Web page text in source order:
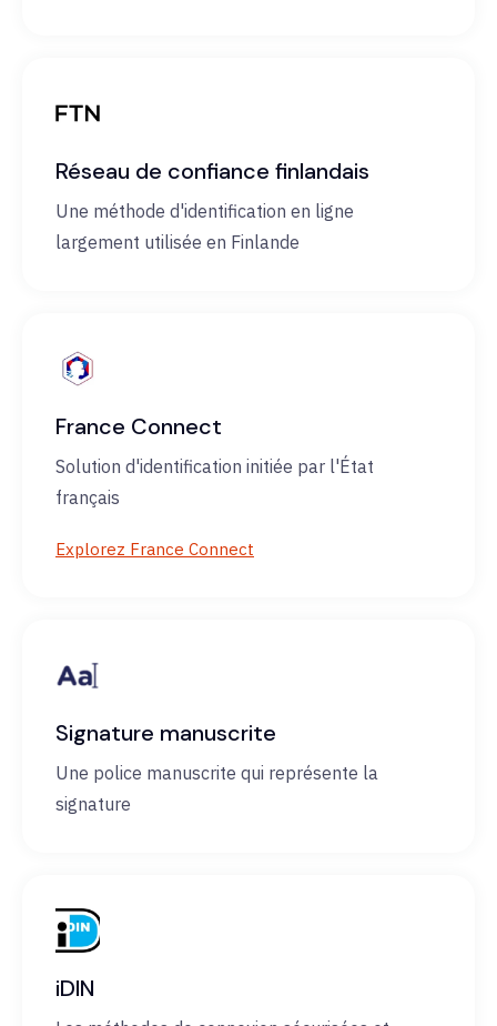
Réseau de confiance finlandais
Une méthode d'identification en ligne
largement utilisée en Finlande
France Connect
Solution d'identification initiée par l'État
français
Explorez France Connect
Signature manuscrite
Une police manuscrite qui représente la
signature
iDIN